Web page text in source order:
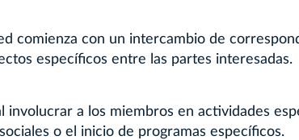
comienza con un intercambio de
específicos entre las partes interesadas.
a los miembros en actividades
o el inicio de programas específicos.